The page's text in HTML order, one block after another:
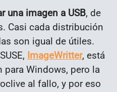
una imagen a USB, de
Casi cada distribución
son igual de útiles.
ImageWritter, está
para Windows, pero la
al fallo, y por eso